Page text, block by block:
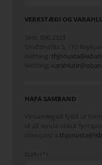
VERKSTÆÐI OG
Sími: 590 2323
Smiðshöfða 5, 110 Reykjavík
Netfang:
Netfang:
HAFA SAMBAND
Vinsamlegast fyllið út
til að senda okkur
tölvupóst á
Nafn (*)